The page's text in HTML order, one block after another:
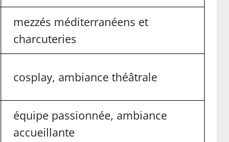
mezzés méditerranéens et
charcuteries
cosplay, ambiance théâtrale
équipe passionnée, ambiance
accueillante